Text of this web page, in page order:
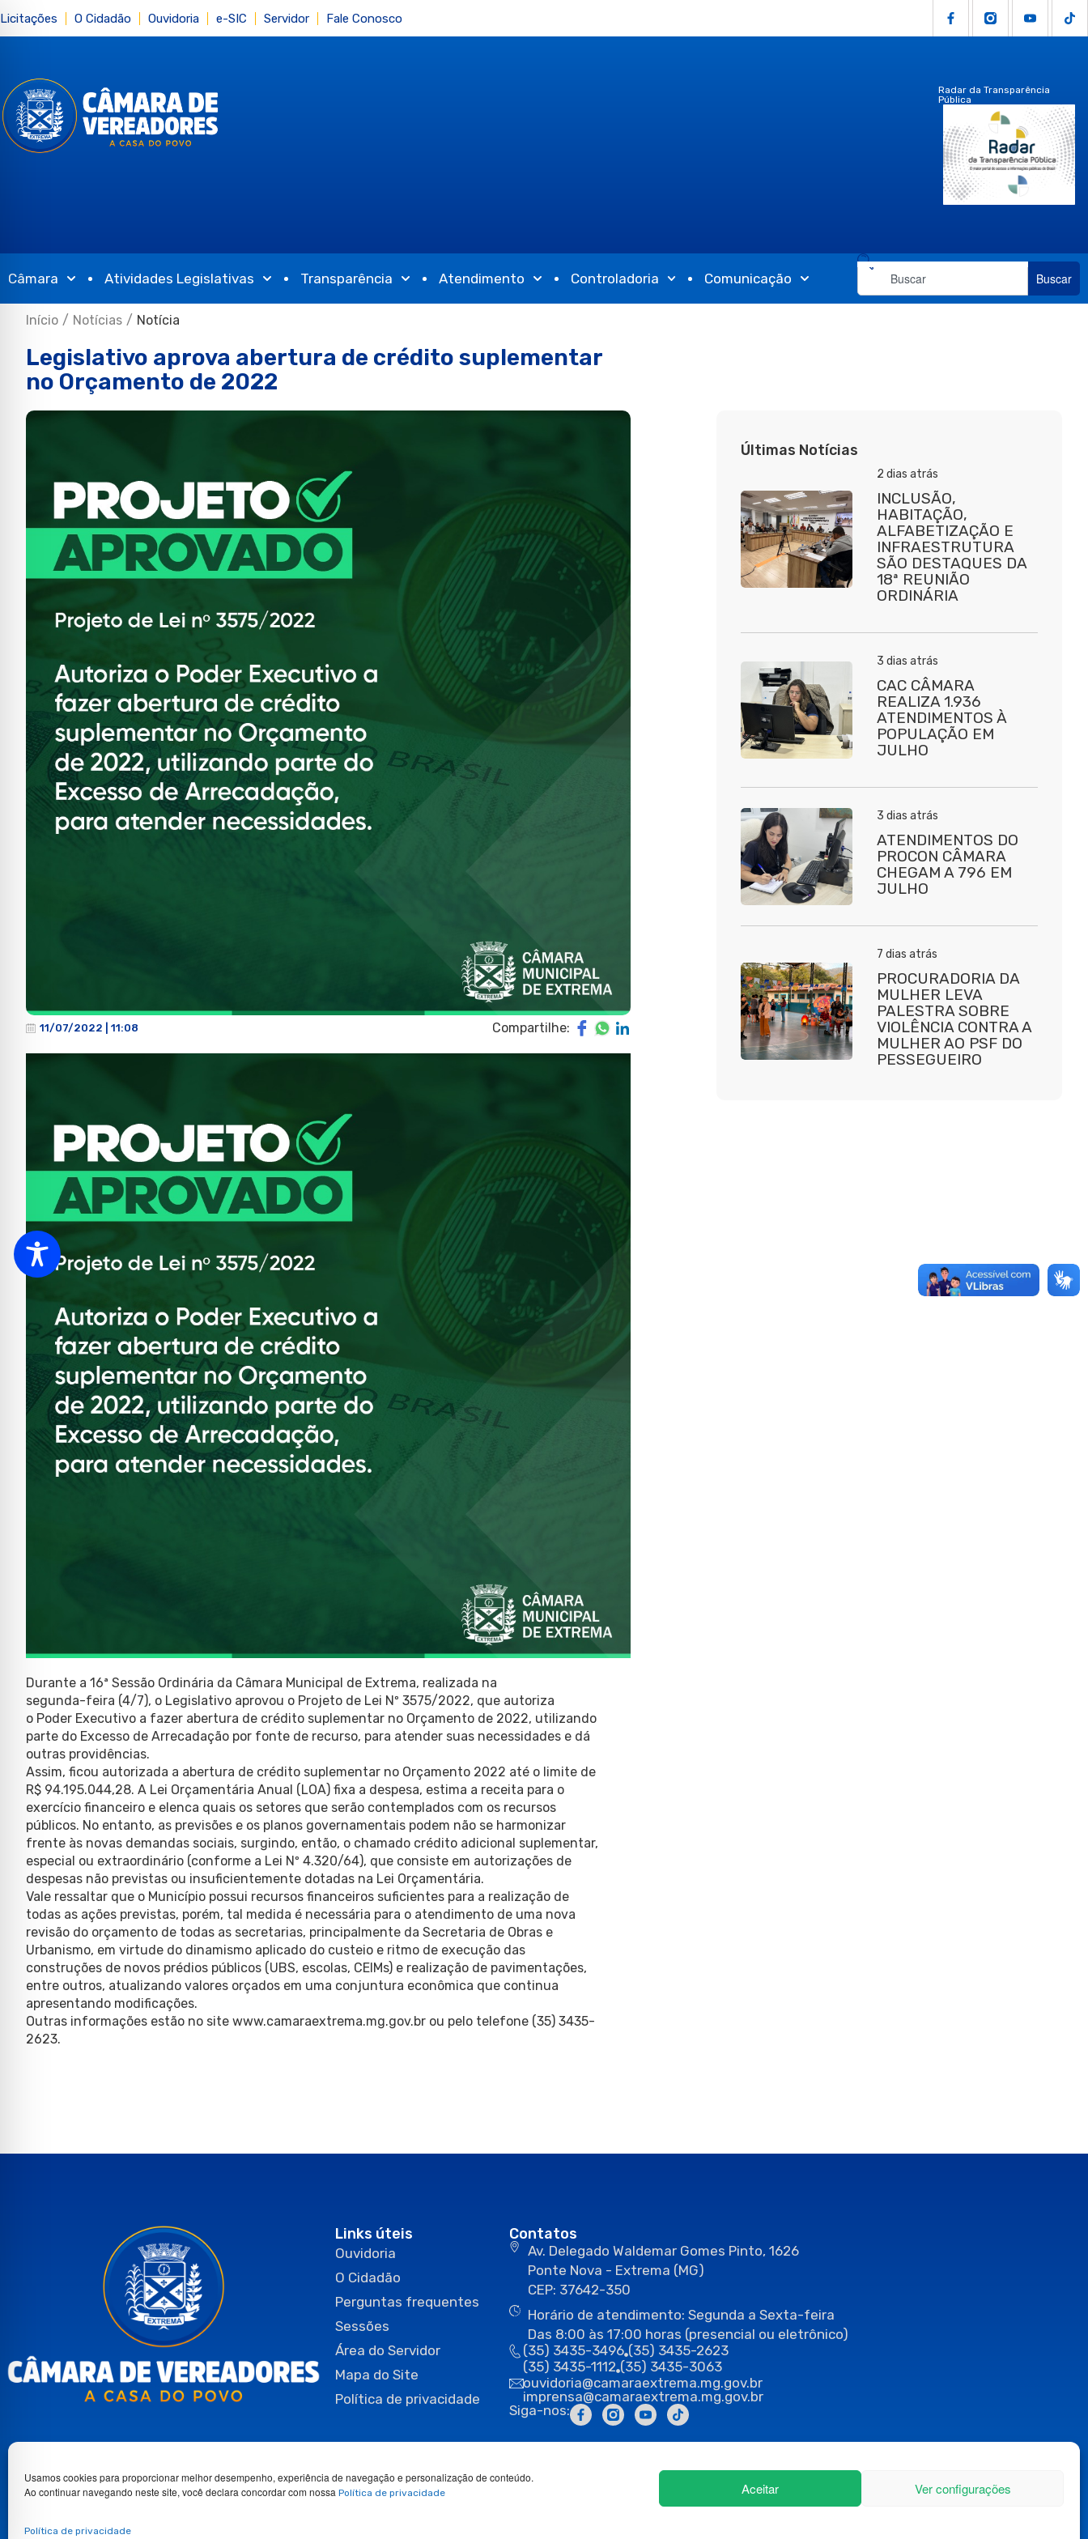
Usamos cookies para proporcionar melhor desempenho, experiência de navegação e personalização de conteúdo.
Ao continuar navegando neste site, você declara concordar com nossa Política de privacidade Aceitar Ver configurações
Política de privacidade
Licitações O Cidadão Ouvidoria e-SIC Servidor Fale Conosco
Radar da Transparência
Pública
Câmara Atividades Legislativas Transparência Atendimento Controladoria Comunicação Buscar
Início / Notícias / Notícia
Legislativo aprova abertura de crédito suplementar
no Orçamento de 2022
11/07/2022 | 11:08 Compartilhe:
Durante a 16ª Sessão Ordinária da Câmara Municipal de Extrema, realizada na
segunda-feira (4/7), o Legislativo aprovou o Projeto de Lei Nº 3575/2022, que autoriza
o Poder Executivo a fazer abertura de crédito suplementar no Orçamento de 2022, utilizando
parte do Excesso de Arrecadação por fonte de recurso, para atender suas necessidades e dá
outras providências.
Assim, ficou autorizada a abertura de crédito suplementar no Orçamento 2022 até o limite de
R$ 94.195.044,28. A Lei Orçamentária Anual (LOA) fixa a despesa, estima a receita para o
exercício financeiro e elenca quais os setores que serão contemplados com os recursos
públicos. No entanto, as previsões e os planos governamentais podem não se harmonizar
frente às novas demandas sociais, surgindo, então, o chamado crédito adicional suplementar,
especial ou extraordinário (conforme a Lei Nº 4.320/64), que consiste em autorizações de
despesas não previstas ou insuficientemente dotadas na Lei Orçamentária.
Vale ressaltar que o Município possui recursos financeiros suficientes para a realização de
todas as ações previstas, porém, tal medida é necessária para o atendimento de uma nova
revisão do orçamento de todas as secretarias, principalmente da Secretaria de Obras e
Urbanismo, em virtude do dinamismo aplicado do custeio e ritmo de execução das
construções de novos prédios públicos (UBS, escolas, CEIMs) e realização de pavimentações,
entre outros, atualizando valores orçados em uma conjuntura econômica que continua
apresentando modificações.
Outras informações estão no site www.camaraextrema.mg.gov.br ou pelo telefone (35) 3435-
2623.
Últimas Notícias
2 dias atrás
INCLUSÃO,
HABITAÇÃO,
ALFABETIZAÇÃO E
INFRAESTRUTURA
SÃO DESTAQUES DA
18ª REUNIÃO
ORDINÁRIA
3 dias atrás
CAC CÂMARA
REALIZA 1.936
ATENDIMENTOS À
POPULAÇÃO EM
JULHO
3 dias atrás
ATENDIMENTOS DO
PROCON CÂMARA
CHEGAM A 796 EM
JULHO
7 dias atrás
PROCURADORIA DA
MULHER LEVA
PALESTRA SOBRE
VIOLÊNCIA CONTRA A
MULHER AO PSF DO
PESSEGUEIRO
Links úteis
Ouvidoria
O Cidadão
Perguntas frequentes
Sessões
Área do Servidor
Mapa do Site
Política de privacidade
Contatos
Av. Delegado Waldemar Gomes Pinto, 1626
Ponte Nova - Extrema (MG)
CEP: 37642-350
Horário de atendimento: Segunda a Sexta-feira
Das 8:00 às 17:00 horas (presencial ou eletrônico)
(35) 3435-3496 (35) 3435-2623
(35) 3435-1112 (35) 3435-3063
ouvidoria@camaraextrema.mg.gov.br
imprensa@camaraextrema.mg.gov.br
Siga-nos:
Copyright 2026© Todos os direitos reservados.